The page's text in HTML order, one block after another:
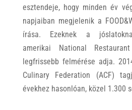
esztendeje, hogy minden év
napjaiban megjelenik a
írása. Ezeknek a
amerikai National
legfrissebb felmérése adja.
Culinary Federation (ACF)
évekhez hasonlóan, közel 1.300